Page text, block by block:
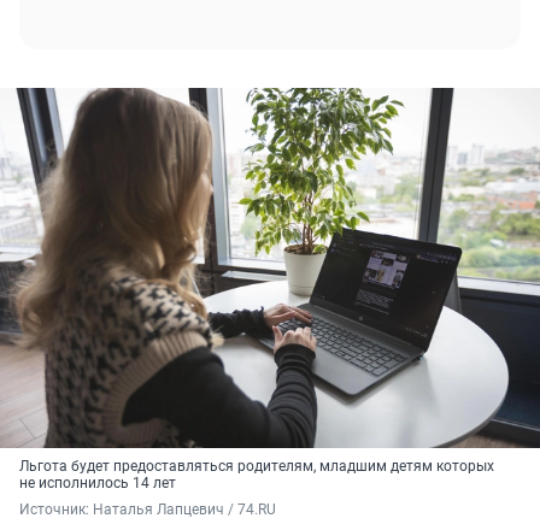
Льгота будет предоставляться родителям, младшим детям которых
не исполнилось 14 лет
Источник: Наталья Лапцевич / 74.RU